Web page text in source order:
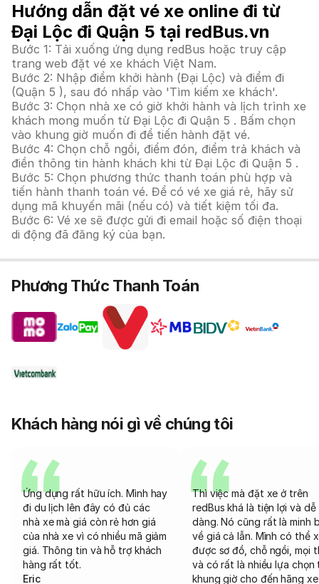
Hướng dẫn đặt vé xe online đi từ
Đại Lộc đi Quận 5 tại redBus.vn
Bước 1: Tải xuống ứng dụng redBus hoặc truy cập
trang web đặt vé xe khách Việt Nam.
Bước 2: Nhập điểm khởi hành (Đại Lộc) và điểm đi
(Quận 5 ), sau đó nhấp vào 'Tìm kiếm xe khách'.
Bước 3: Chọn nhà xe có giờ khởi hành và lịch trình xe
khách mong muốn từ Đại Lộc đi Quận 5 . Bấm chọn
vào khung giờ muốn đi để tiến hành đặt vé.
Bước 4: Chọn chỗ ngồi, điểm đón, điểm trả khách và
điền thông tin hành khách khi từ Đại Lộc đi Quận 5 .
Bước 5: Chọn phương thức thanh toán phù hợp và
tiến hành thanh toán vé. Để có vé xe giá rẻ, hãy sử
dụng mã khuyến mãi (nếu có) và tiết kiệm tối đa.
Bước 6: Vé xe sẽ được gửi đi email hoặc số điện thoại
di động đã đăng ký của bạn.
Phương Thức Thanh Toán
Khách hàng nói gì về chúng tôi
Ứng dụng rất hữu ích. Mình hay
đi du lịch lên đây có đủ các
nhà xe mà giá còn rẻ hơn giá
của nhà xe vì có nhiều mã giảm
giá. Thông tin và hỗ trợ khách
hàng rất tốt.
Eric
Thì việc mà đặt xe ở trên
redBus khá là tiện lợi và dễ
dàng. Nó cũng rất là minh
về giá cả lẫn. Mình có thể
được sơ đồ, chỗ ngồi, mọi
và có rất là nhiều lựa chọn
khung giờ cho đến hãng